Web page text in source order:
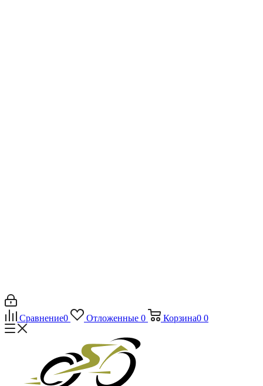
Сравнение0 Отложенные 0 Корзина0 0